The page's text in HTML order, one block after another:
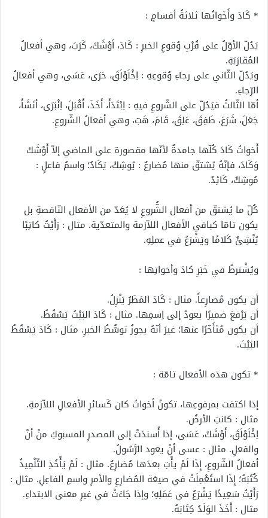
* كَادَ وأَخَواتُها ثلاثةُ أقسامٍ :
يَدُلّ الأوّلُ على قُرْبِ وُقوعِ الخبرِ : كَادَ، أوْشَكَ، كَرَبَ، وهي أفعالُ
المُقارَبَةِ.
ويَدُلّ الثّاني على رجاءِ وُقوعِهِ : اِخْلَوْلَقَ، حَرَى، عَسَى، وهي أفعالُ
الرّجاءِ.
أمّا الثّالثُ فيَدُلّ على الشّروعِ فيهِ : اِبْتَدَأَ، أَخَذَ، أَقْبَلَ، اِنْبَرَى، أنَشَأَ،
جَعَلَ، شَرَعَ، طَفِقَ، عَلِقَ، قَامَ، هَبّ، وهي أفعالُ الشّروعِ.
أَخواتُ كَادَ كُلّها جامدةٌ لأنّها مقصورة على الماضي إلاّ أَوْشَكَ
وَكَادَ، فإنّهُ يُشتقّ منها مُضارعٌ : يُوشِكُ، يَكَادُ؛ واسمُ فاعلٍ :
مُوشِكٌ، كَائِدٌ.
كُلّ ما يُشتقّ من أفعال الشُّروعِ لا يُعَدّ من الأفعال النّاقصةِ بل
يكون تامّا كباقي الأفعال اللاّزمة والمتعدّية. مثال : رَأَيْتُ كاتِبًا
يُنْشِئُ كَلامًا ويَشْرَعُ في عملِهِ.
ويُشْترطُ في خَبَرِ كادَ وأخواتِها :
أن يكون مُضارِعاً. مثال : كَادَ المَطَرُ يَنْزِلُ.
أن يَرْفعَ ضميرًا يعودُ إلى اِسمِها. مثال : كَادَ البَيْتُ يَسْقُطُ.
أن يكون مُتَأَخّرًا عنها؛ غيرَ أنّهُ يجوزُ توسُّطُ الخبرِ. مثال : كَادَ يَسْقُطُ
البَيْتَ.
* تكون هذه الأفعال تامّة :
إذا اكتفت بمرفوعِها، تكونُ أخواتُ كان كَسائرِ الأفعالِ اللاّزمةِ.
مثال : كانتِ الأرضُ.
اِخْلَوْلَقَ، أَوْشَكَ، عَسَى، إذا أُسندَتْ إلى المصدرِ المسبوكِ منْ أنْ
والفعلِ. مثال : عسى أنْ يعود الرَّسُولُ.
أفعالُ الشّروعِ، إِذَا لَمْ يأْتِ بعدَها مُضارِعٌ. مثال : لَمْ يَأْخُذِ التِّلْمِيذُ
كُتُبَهُ؛ إِذَا استُعْمِلَتْ في صيغة المُضارِعِ والأمرِ واسمِ الفاعِلِ. مثال :
رَأَيْتُ سَعِيدًا يَشْرَعُ في عَمَلِهِ؛ وإذا جَاءَتْ في غيرِ معنى الابتداءِ.
مثال : أَخَذَ الوَلَدُ كِتَابَهُ.